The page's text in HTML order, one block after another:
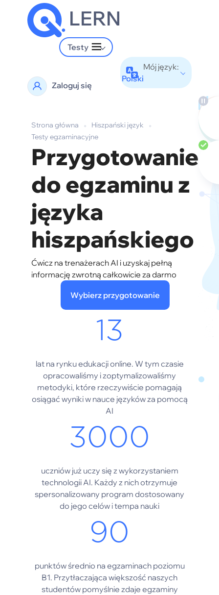
LERN
Testy
Mój język:
Polski
Zaloguj się
Strona główna • Hiszpański język •
Testy egzaminacyjne
Przygotowanie
do egzaminu z
języka
hiszpańskiego
Ćwicz na trenażerach AI i uzyskaj pełną
informację zwrotną całkowicie za darmo
Wybierz przygotowanie
13
lat na rynku edukacji online. W tym czasie
opracowaliśmy i zoptymalizowaliśmy
metodyki, które rzeczywiście pomagają
osiągać wyniki w nauce języków za pomocą
AI
3000
uczniów już uczy się z wykorzystaniem
technologii AI. Każdy z nich otrzymuje
spersonalizowany program dostosowany
do jego celów i tempa nauki
90
punktów średnio na egzaminach poziomu
B1. Przytłaczająca większość naszych
studentów pomyślnie zdaje egzaminy